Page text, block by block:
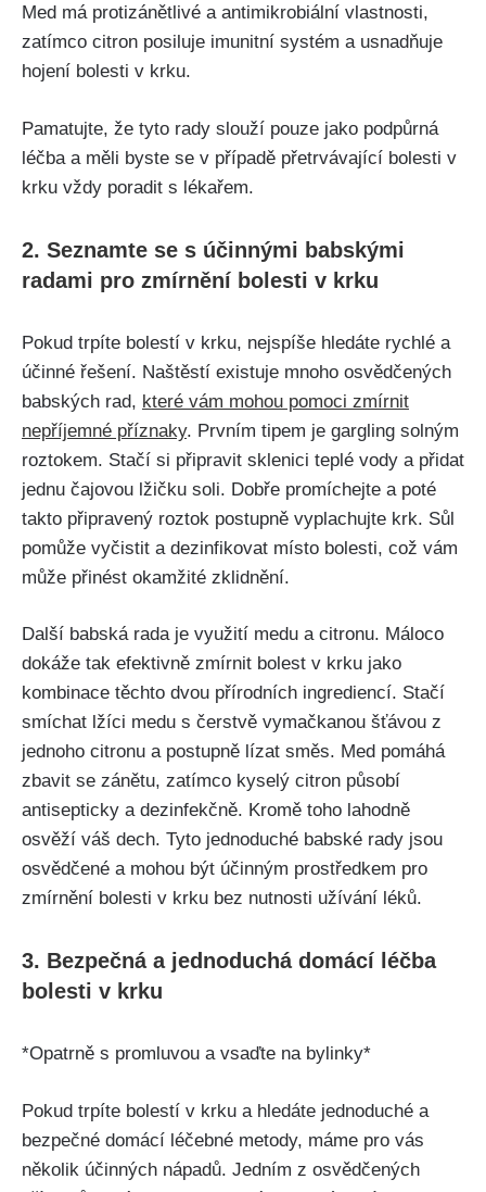
Med ⁤má ⁢protizánětlivé a antimikrobiální vlastnosti,
zatímco citron posiluje imunitní​ systém a usnadňuje
hojení ‍bolesti v krku.
Pamatujte, že tyto rady slouží pouze jako podpůrná
⁣léčba a měli byste se v⁤ případě přetrvávající​ bolesti v
krku vždy poradit s ⁣lékařem.
2. Seznamte se‍ s účinnými babskými
radami⁤ pro zmírnění bolesti v krku
Pokud trpíte bolestí v ⁢krku, nejspíše⁣ hledáte ‍rychlé ⁣a
účinné řešení. Naštěstí existuje mnoho osvědčených
babských rad, které‍ vám mohou pomoci zmírnit⁣
nepříjemné příznaky. Prvním tipem je ⁤gargling solným
roztokem. Stačí si‍ připravit⁤ sklenici teplé vody a přidat
jednu čajovou lžičku soli. Dobře promíchejte a⁤ poté
takto ⁤připravený ‌roztok postupně ⁤vyplachujte krk. ⁢Sůl
pomůže vyčistit a ‍dezinfikovat místo ⁣bolesti, což vám
může přinést okamžité zklidnění.
Další babská ‌rada je⁢ využití medu ‍a citronu. Máloco
dokáže⁤ tak efektivně zmírnit bolest ⁤v krku jako
⁢kombinace těchto dvou přírodních ingrediencí. Stačí
smíchat lžíci medu s čerstvě vymačkanou šťávou⁤ z
jednoho citronu a postupně lízat směs. ⁢Med pomáhá
⁤zbavit se⁤ zánětu, zatímco ⁣kyselý citron ​působí
antisepticky⁤ a dezinfekčně.⁤ Kromě toho ‍lahodně⁢
osvěží váš‍ dech.⁤ Tyto⁤ jednoduché babské rady jsou ​
osvědčené a​ mohou být účinným ⁢prostředkem pro
⁣zmírnění bolesti v krku ​bez nutnosti užívání léků.
3. ⁣Bezpečná a ⁣jednoduchá domácí ⁢léčba
bolesti ​v krku
*Opatrně⁤ s promluvou a vsaďte na bylinky*
Pokud ‌trpíte ⁣bolestí ⁣v krku a ‌hledáte jednoduché⁢ a
bezpečné domácí‍ léčebné metody, máme pro ​vás
několik účinných nápadů. Jedním z osvědčených